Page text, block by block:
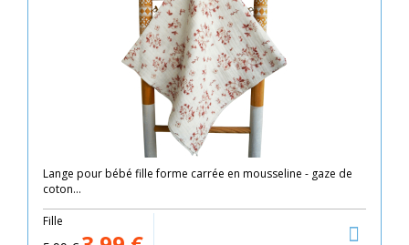
Lange pour bébé fille forme carrée en mousseline - gaze de
coton...
Fille